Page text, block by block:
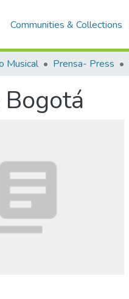
Communities & Collections
Musical Prensa- Press